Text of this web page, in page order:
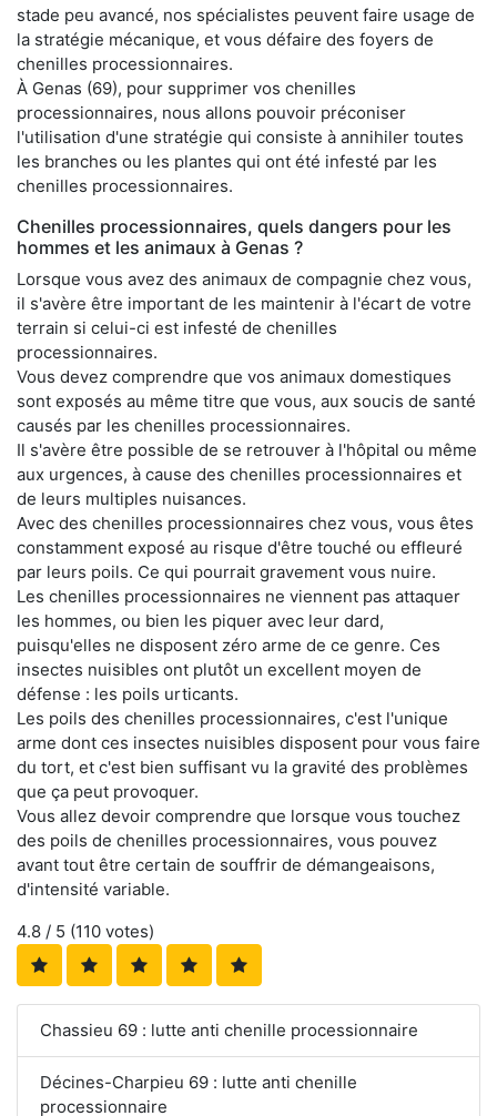
stade peu avancé, nos spécialistes peuvent faire usage de
la stratégie mécanique, et vous défaire des foyers de
chenilles processionnaires.
À Genas (69), pour supprimer vos chenilles
processionnaires, nous allons pouvoir préconiser
l'utilisation d'une stratégie qui consiste à annihiler toutes
les branches ou les plantes qui ont été infesté par les
chenilles processionnaires.
Chenilles processionnaires, quels dangers pour les
hommes et les animaux à Genas ?
Lorsque vous avez des animaux de compagnie chez vous,
il s'avère être important de les maintenir à l'écart de votre
terrain si celui-ci est infesté de chenilles
processionnaires.
Vous devez comprendre que vos animaux domestiques
sont exposés au même titre que vous, aux soucis de santé
causés par les chenilles processionnaires.
Il s'avère être possible de se retrouver à l'hôpital ou même
aux urgences, à cause des chenilles processionnaires et
de leurs multiples nuisances.
Avec des chenilles processionnaires chez vous, vous êtes
constamment exposé au risque d'être touché ou effleuré
par leurs poils. Ce qui pourrait gravement vous nuire.
Les chenilles processionnaires ne viennent pas attaquer
les hommes, ou bien les piquer avec leur dard,
puisqu'elles ne disposent zéro arme de ce genre. Ces
insectes nuisibles ont plutôt un excellent moyen de
défense : les poils urticants.
Les poils des chenilles processionnaires, c'est l'unique
arme dont ces insectes nuisibles disposent pour vous faire
du tort, et c'est bien suffisant vu la gravité des problèmes
que ça peut provoquer.
Vous allez devoir comprendre que lorsque vous touchez
des poils de chenilles processionnaires, vous pouvez
avant tout être certain de souffrir de démangeaisons,
d'intensité variable.
4.8 / 5 (110 votes)
Chassieu 69 : lutte anti chenille processionnaire
Décines-Charpieu 69 : lutte anti chenille
processionnaire